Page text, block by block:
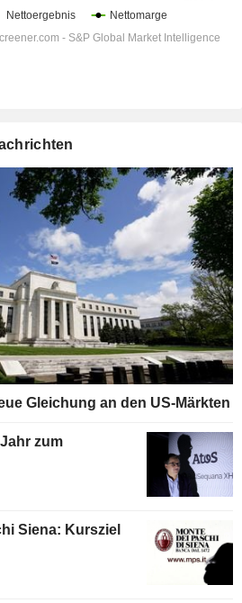
Gleichung an den US-Märkten
zum
Siena: Kursziel